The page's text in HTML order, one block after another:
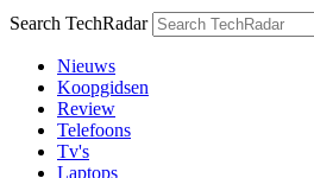
Search TechRadar
Nieuws
Koopgidsen
Review
Telefoons
Tv's
Laptops